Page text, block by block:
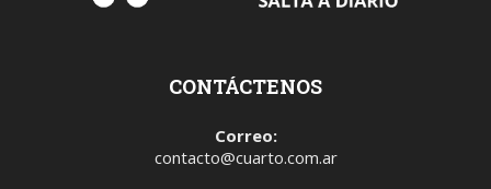
CONTÁCTENOS
Correo:
contacto@cuarto.com.ar